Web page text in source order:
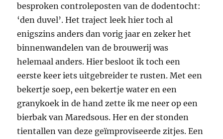
besproken controleposten van de dodentocht:
‘den duvel’. Het traject leek hier toch al
enigszins anders dan vorig jaar en zeker het
binnenwandelen van de brouwerij was
helemaal anders. Hier besloot ik toch een
eerste keer iets uitgebreider te rusten. Met een
bekertje soep, een bekertje water en een
granykoek in de hand zette ik me neer op een
bierbak van Maredsous. Her en der stonden
tientallen van deze geïmproviseerde zitjes. Een